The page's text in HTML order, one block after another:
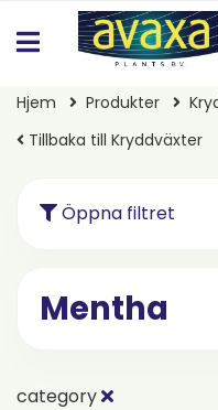
Hjem Produkter
Tillbaka till Kryddväxter
Öppna filtret
Mentha
category